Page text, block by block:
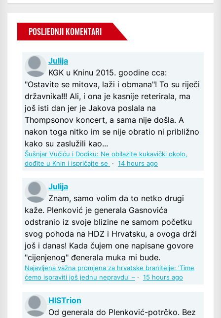
POSLJEDNJI KOMENTARI
Julija
KGK u Kninu 2015. goodine cca:
"Ostavite se mitova, laži i obmana"! To su riječi
državnika!!! Ali, i ona je kasnije reterirala, ma
još isti dan jer je Jakova poslala na
Thompsonov koncert, a sama nije došla. A
nakon toga nitko im se nije obratio ni približno
kako su zaslužili kao...
Šušnjar Vučiću i Dodiku: Ne obilazite kukavički okolo,
dođite u Knin i ispričajte se
· 14 hours ago
Julija
Znam, samo volim da to netko drugi
kaže. Plenković je generala Gasnovića
odstranio iz svoje blizine ne samom početku
svog pohoda na HDZ i Hrvatsku, a ovoga drži
još i danas! Kada čujem one napisane govore
"cijenjenog" đenerala muka mi bude.
Najavljena važna promjena za hrvatske branitelje: 'Time
ćemo ispraviti još jednu nepravdu' – · 15 hours ago
HISTrion
Od generala do Plenković-potrčko. Bez